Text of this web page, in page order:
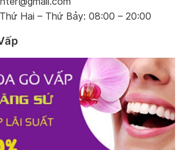
Thứ Hai – Thứ Bảy: 08:00 – 20:00